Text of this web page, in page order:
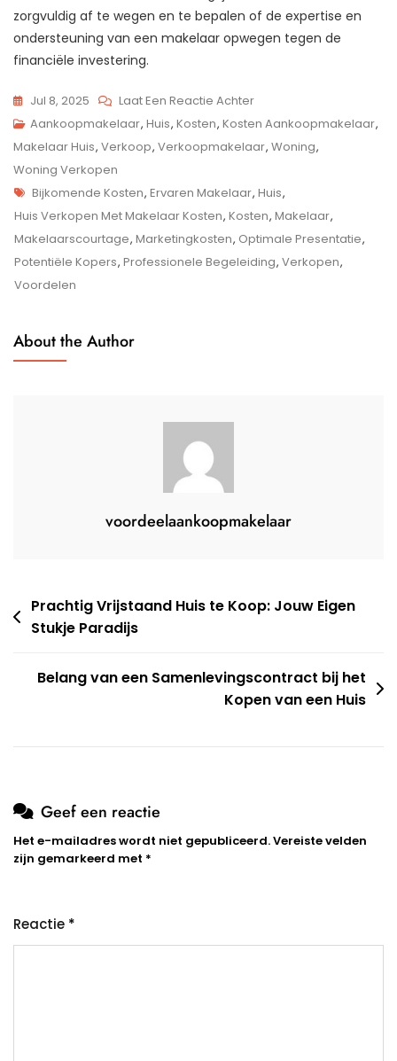
zorgvuldig af te wegen en te bepalen of de expertise en
ondersteuning van een makelaar opwegen tegen de
financiële investering.
Jul 8, 2025 Laat Een Reactie AchterOp
Kosten
Van
Verkopen
Met
Makelaar:
Wat
Aankoopmakelaar, Huis, Kosten, Kosten Aankoopmakelaar,
Makelaar Huis, Verkoop, Verkoopmakelaar, Woning,
Woning Verkopen
Tags
Bijkomende Kosten, Ervaren Makelaar, Huis,
Huis Verkopen Met Makelaar Kosten, Kosten, Makelaar,
Makelaarscourtage, Marketingkosten, Optimale Presentatie,
Potentiële Kopers, Professionele Begeleiding, Verkopen,
Voordelen
About the Author
voordeelaankoopmakelaar
Berichtnavigatie
Prachtig Vrijstaand Huis te Koop: Jouw Eigen
Stukje Paradijs
Belang van een Samenlevingscontract bij het
Kopen van een Huis
Geef een reactie
Het e-mailadres wordt niet gepubliceerd.Vereiste velden
zijn gemarkeerd met *
Reactie *